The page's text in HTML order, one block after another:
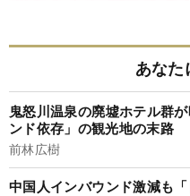
あなた
鬼怒川温泉の廃墟ホテル群
ンド依存」の観光地の末路
前林広樹
中国人インバウンド激減も